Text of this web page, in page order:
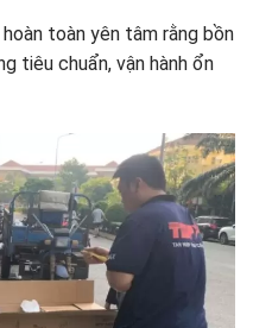
toàn yên tâm rằng bồn
tiêu chuẩn, vận hành ổn